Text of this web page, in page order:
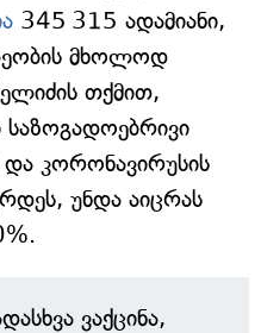
345 315 ადამიანი,
მხოლოდ
თქმით,
საზოგადოებრივი
და კორონავირუსის
უნდა აიცრას
ვაქცინა,